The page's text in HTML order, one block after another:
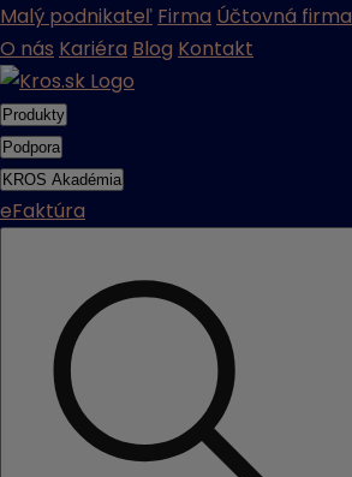
Malý podnikateľ Firma Účtovná firma
O nás Kariéra Blog Kontakt
Produkty
Podpora
KROS Akadémia
eFaktúra